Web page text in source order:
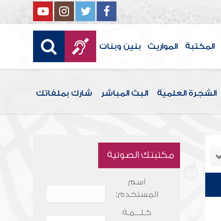
المكتبة المواريث بنين وبنات
الشجرة العلمية البث المباشر شارك بملفاتك
مكتبتك الصوتية
اسم
المستخدم:
كـلـــمـة